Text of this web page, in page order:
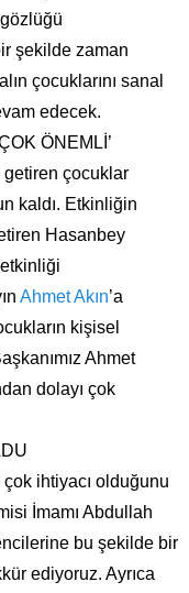
şekilde zaman
çocuklarını sanal
edecek.
ÖNEMLİ’
getiren çocuklar
kaldı. Etkinliğin
Hasanbey
Ahmet Akın’a
kişisel
Ahmet
dolayı çok
ihtiyacı olduğunu
İmamı Abdullah
bu şekilde bir
ediyoruz. Ayrıca